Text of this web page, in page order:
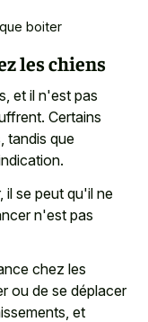
boiter
les chiens
et il n'est pas
Certains
tandis que
il se peut qu'il ne
n'est pas
chez les
ou de se déplacer
et